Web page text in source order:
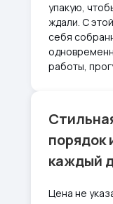
упакую,
ждали. С
себя
работы,
порядок
каждый
Цена не